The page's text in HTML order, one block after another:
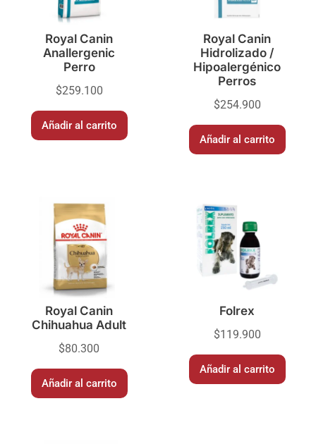
Royal Canin
Anallergenic
Perro
$259.100
Añadir al carrito
Royal Canin
Hidrolizado /
Hipoalergénico
Perros
$254.900
Añadir al carrito
Royal Canin
Chihuahua Adult
$80.300
Añadir al carrito
Folrex
$119.900
Añadir al carrito